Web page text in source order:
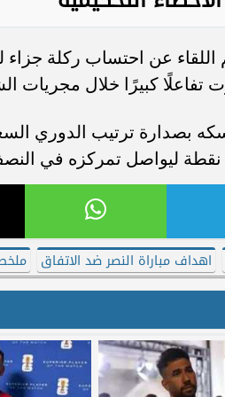
عن احتساب ركلة جزاء
تفاعلًا كبيرًا خلال مجريات
اهداف مباراة النصر ضد الاتفاق